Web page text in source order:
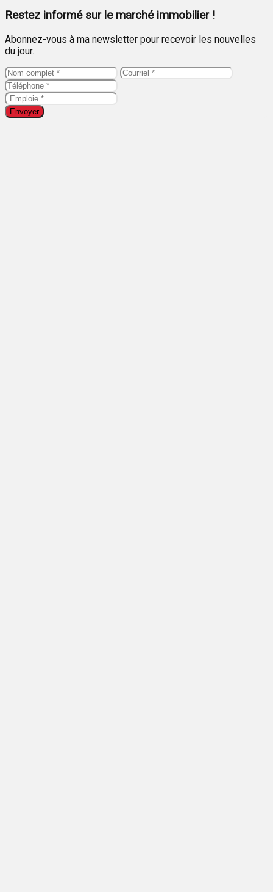
Restez informé sur le marché immobilier !
Abonnez-vous à ma newsletter pour recevoir les nouvelles
du jour.
Envoyer